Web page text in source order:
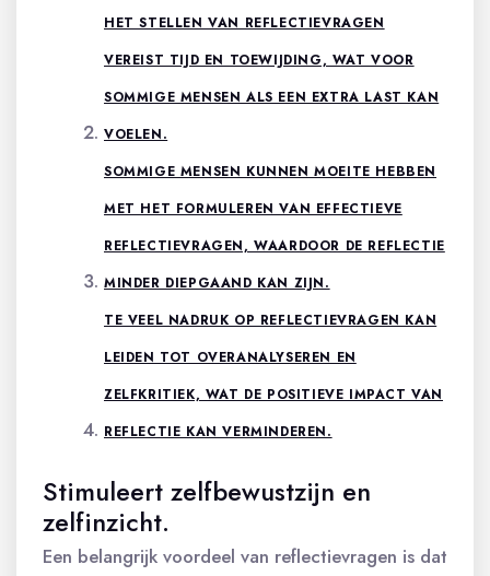
HET STELLEN VAN REFLECTIEVRAGEN
VEREIST TIJD EN TOEWIJDING, WAT VOOR
SOMMIGE MENSEN ALS EEN EXTRA LAST KAN
VOELEN.
SOMMIGE MENSEN KUNNEN MOEITE HEBBEN
MET HET FORMULEREN VAN EFFECTIEVE
REFLECTIEVRAGEN, WAARDOOR DE REFLECTIE
MINDER DIEPGAAND KAN ZIJN.
TE VEEL NADRUK OP REFLECTIEVRAGEN KAN
LEIDEN TOT OVERANALYSEREN EN
ZELFKRITIEK, WAT DE POSITIEVE IMPACT VAN
REFLECTIE KAN VERMINDEREN.
Stimuleert zelfbewustzijn en
zelfinzicht.
Een belangrijk voordeel van reflectievragen is dat